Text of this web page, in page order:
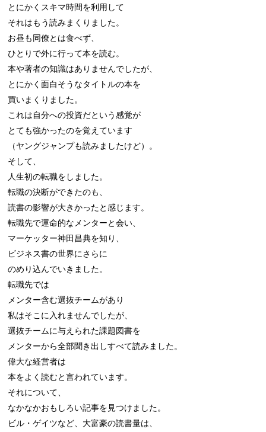
とにかくスキマ時間を利用して
それはもう読みまくりました。
お昼も同僚とは食べず、
ひとりで外に行って本を読む。
本や著者の知識はありませんでしたが、
とにかく面白そうなタイトルの本を
買いまくりました。
これは自分への投資だという感覚が
とても強かったのを覚えています
（ヤングジャンプも読みましたけど）。
そして、
人生初の転職をしました。
転職の決断ができたのも、
読書の影響が大きかったと感じます。
転職先で運命的なメンターと会い、
マーケッター神田昌典を知り、
ビジネス書の世界にさらに
のめり込んでいきました。
転職先では
メンター含む選抜チームがあり
私はそこに入れませんでしたが、
選抜チームに与えられた課題図書を
メンターから全部聞き出しすべて読みました。
偉大な経営者は
本をよく読むと言われています。
それについて、
なかなかおもしろい記事を見つけました。
ビル・ゲイツなど、大富豪の読書量は、